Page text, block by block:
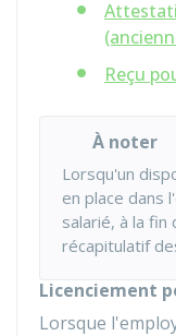
Reçu
À noter
Lorsqu'un
en place dans
salarié, à la
récapitulatif
Licenciement
Lorsque